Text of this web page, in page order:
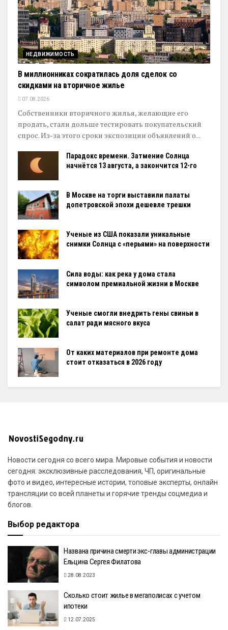
НЕДВИЖИМОСТЬ
В миллионниках сократилась доля сделок со
скидками на вторичное жилье
07.08.2026
Собственники вторичного жилья, желающие его
продать, стали дольше тестировать покупательский
спрос. Из-за этого сроки экспозиции объявлений о...
Парадокс времени. Затмение Солнца
начнётся 13 августа, а закончится 12-го
В Москве на торги выставили палаты
допетровской эпохи дешевле трешки
Ученые из США показали уникальные
снимки Солнца с «перьями» на поверхности
Сила воды: как река у дома стала
символом премиальной жизни в Москве
Ученые смогли внедрить гены свиньи в
салат ради мясного вкуса
От каких материалов при ремонте дома
стоит отказаться в 2026 году
Новости сегодня со всего мира. Мировые события и новости
сегодня: эксклюзивные расследования, ЧП, оригинальные
фото и видео, интересные истории, топовые эксперты, онлайн
трансляции со всей планеты и горячие тренды соцмедиа и
блогов.
Выбор редактора
Названа причина смерти экс-главы администрации
Ельцина Сергея Филатова
28.08.2023
Сколько стоит жилье в мегаполисах с учетом
ипотеки
12.07.2025